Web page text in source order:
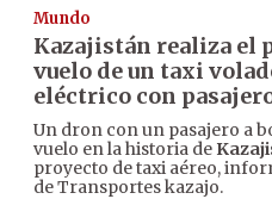
Mundo
Kazajistán realiza el
vuelo de un taxi
eléctrico con
Un dron con un pasajero a
vuelo en la historia de
proyecto de taxi aéreo,
de Transportes kazajo.